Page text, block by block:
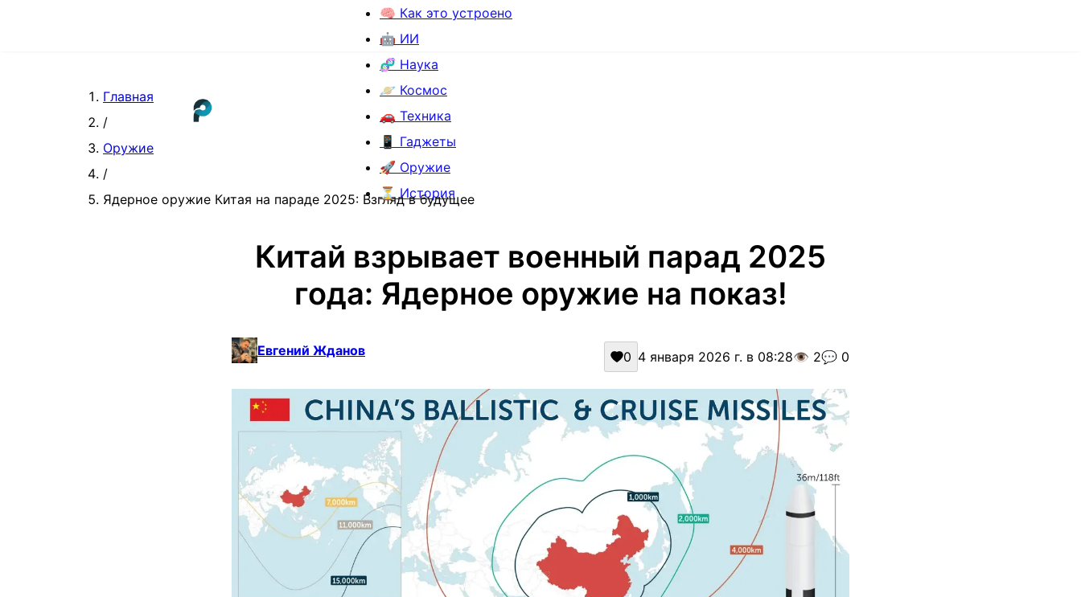
🧠 Как это устроено
🤖 ИИ
🧬 Наука
🪐 Космос
🚗 Техника
📱 Гаджеты
🚀 Оружие
⏳ История
Главная
/
Оружие
/
Ядерное оружие Китая на параде 2025: Взгляд в будущее
Китай взрывает военный парад 2025
года: Ядерное оружие на показ!
Евгений Жданов 0 4 января 2026 г. в 08:28👁️ 2💬 0